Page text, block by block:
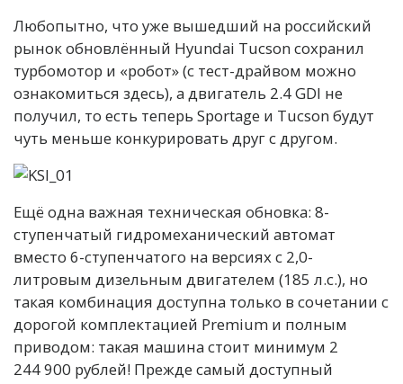
Любопытно, что уже вышедший на российский
рынок обновлённый Hyundai Tucson сохранил
турбомотор и «робот» (с тест-драйвом можно
ознакомиться здесь), а двигатель 2.4 GDI не
получил, то есть теперь Sportage и Tucson будут
чуть меньше конкурировать друг с другом.
Ещё одна важная техническая обновка: 8-
ступенчатый гидромеханический автомат
вместо 6-ступенчатого на версиях с 2,0-
литровым дизельным двигателем (185 л.с.), но
такая комбинация доступна только в сочетании с
дорогой комплектацией Premium и полным
приводом: такая машина стоит минимум 2
244 900 рублей! Прежде самый доступный